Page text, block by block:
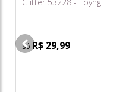
R$ 29,99